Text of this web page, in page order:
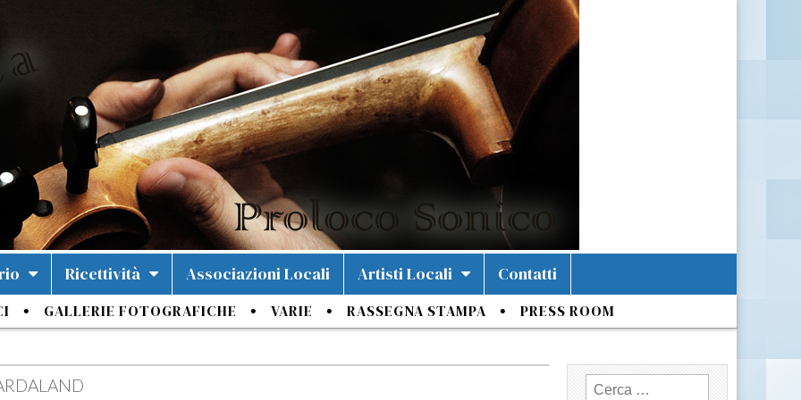
Ricettività Associazioni Locali Artisti Locali Contatti
GALLERIE FOTOGRAFICHE VARIE RASSEGNA STAMPA PRESS ROOM
Ricerca